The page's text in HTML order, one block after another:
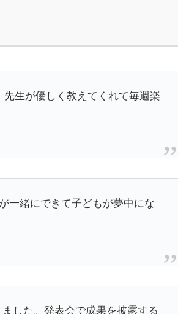
先生が優しく教えてくれて毎週楽
一緒にできて子どもが夢中にな
した。発表会で成果を披露する